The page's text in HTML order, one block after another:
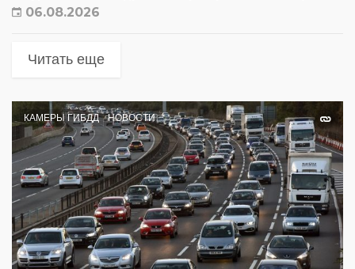
06.08.2026
Читать еще
КАМЕРЫ ГИБДД НОВОСТИ